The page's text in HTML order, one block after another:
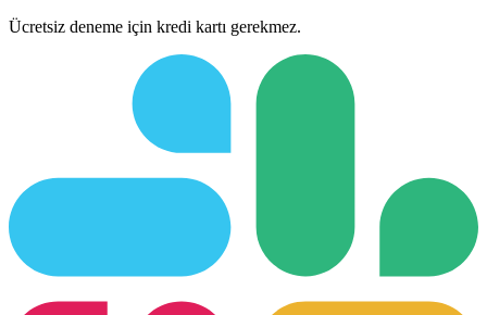
Ücretsiz deneme için kredi kartı gerekmez.